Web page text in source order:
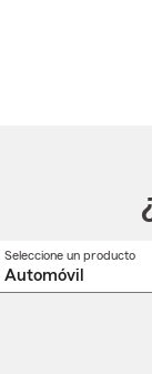
Seleccione un producto